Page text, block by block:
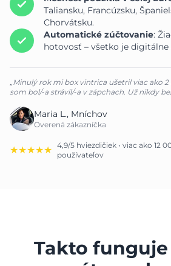
Taliansku, Francúzsku,
Chorvátsku.
Automatické zúčtovanie:
hotovosť – všetko je digitálne
„Minulý rok mi box vintrica ušetril viac ako
som bol/-a strávil/-a v zápchach. Už nikdy
Maria L., Mníchov
Overená zákazníčka
★★★★★ 4,9/5 hviezdičiek • viac ako 12
používateľov
Takto funguje